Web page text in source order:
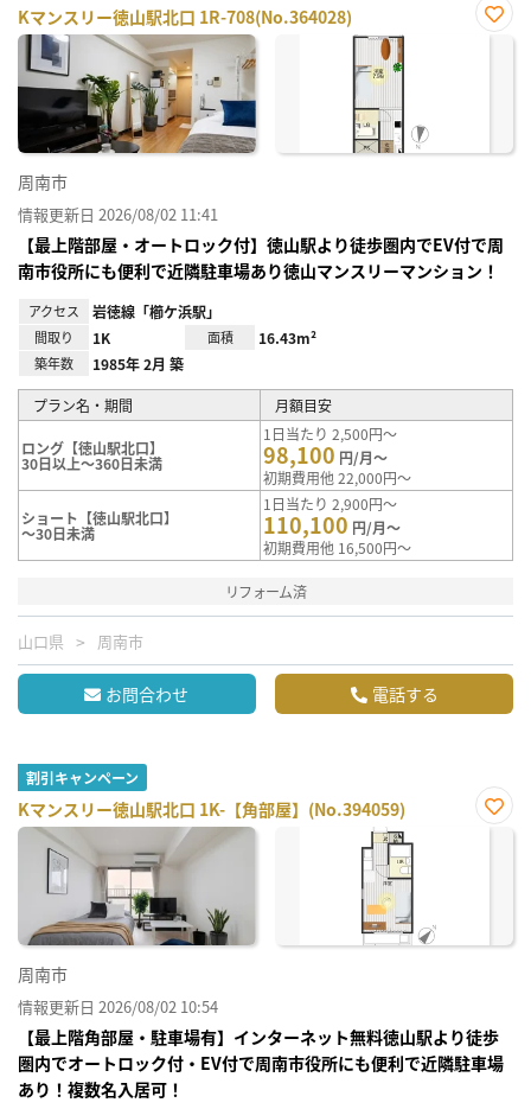
Kマンスリー徳山駅北口 1R-708(No.364028)
お気
周南市
情報更新日 2026/08/02 11:41
【最上階部屋・オートロック付】徳山駅より徒歩圏内でEV付で周
南市役所にも便利で近隣駐車場あり徳山マンスリーマンション！
アクセス 岩徳線「櫛ケ浜駅」
間取り 1K 面積 16.43m²
築年数 1985年 2月 築
プラン名・期間 月額目安
ロング【徳山駅北口】
30日以上～360日未満
1日当たり 2,500円～
98,100 円/月～
初期費用他 22,000円～
ショート【徳山駅北口】
～30日未満
1日当たり 2,900円～
110,100 円/月～
初期費用他 16,500円～
リフォーム済
山口県 周南市
お問合わせ 電話する
割引キャンペーン
Kマンスリー徳山駅北口 1K-【角部屋】(No.394059)
お気
周南市
情報更新日 2026/08/02 10:54
【最上階角部屋・駐車場有】インターネット無料徳山駅より徒歩
圏内でオートロック付・EV付で周南市役所にも便利で近隣駐車場
あり！複数名入居可！